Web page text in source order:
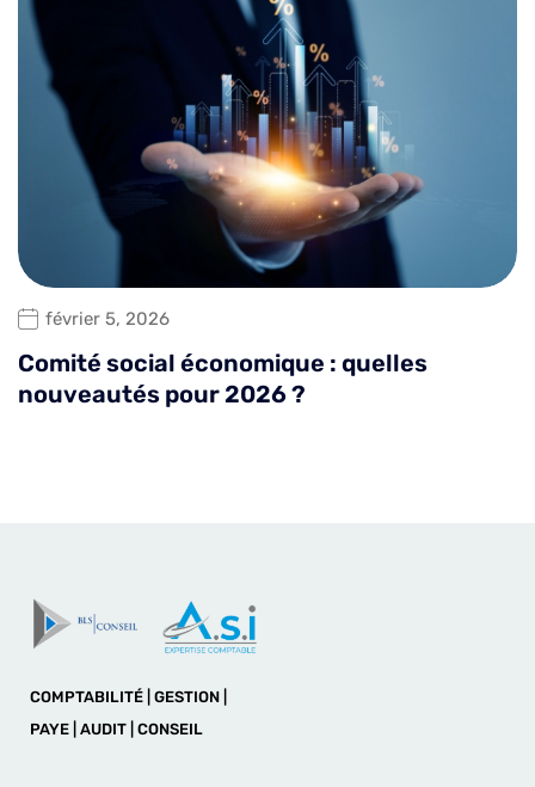
février 5, 2026
Comité social économique : quelles
nouveautés pour 2026 ?
COMPTABILITÉ | GESTION |
PAYE | AUDIT | CONSEIL